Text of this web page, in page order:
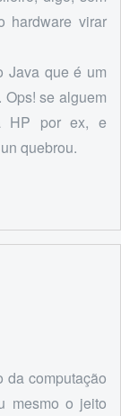
hardware virar
Java que é um
se alguem
HP por ex, e
quebrou.
da computação
mesmo o jeito